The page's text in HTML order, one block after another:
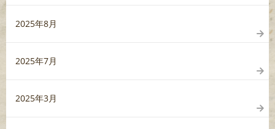
2025年8月
2025年7月
2025年3月